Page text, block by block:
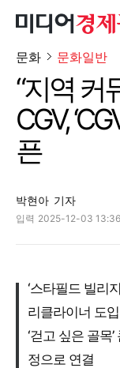
문화 문화일반
“지역 커
CGV,
픈
박현아 기자
입력 2025-12-03 13:36
‘스타필드 빌리
리클라이너 도입
‘걷고 싶은 골목
정으로 연결